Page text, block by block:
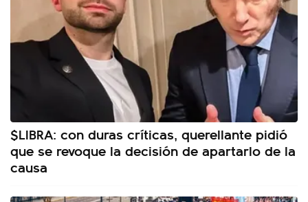
$LIBRA: con duras críticas, querellante pidió
que se revoque la decisión de apartarlo de la
causa